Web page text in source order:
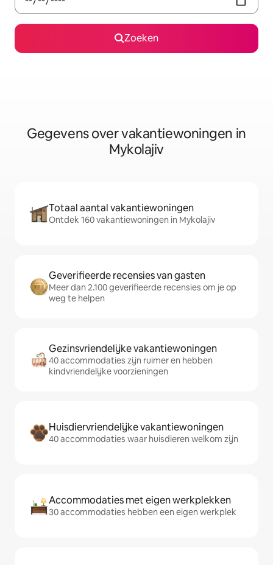
Zoeken
Gegevens over vakantiewoningen in
Mykolajiv
Totaal aantal vakantiewoningen
Ontdek 160 vakantiewoningen in Mykolajiv
Geverifieerde recensies van gasten
Meer dan 2.100 geverifieerde recensies om je op
weg te helpen
Gezinsvriendelijke vakantiewoningen
40 accommodaties zijn ruimer en hebben
kindvriendelijke voorzieningen
Huisdiervriendelijke vakantiewoningen
40 accommodaties waar huisdieren welkom zijn
Accommodaties met eigen werkplekken
30 accommodaties hebben een eigen werkplek